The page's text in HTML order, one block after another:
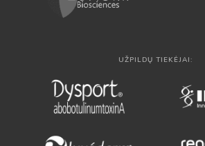
UŽPILDŲ TIEKĖJAI: